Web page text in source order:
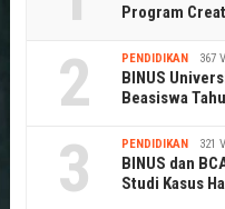
Program
2 PENDIDIKAN 367
BINUS
Beasiswa
3 PENDIDIKAN 321
BINUS dan
Studi Kasus